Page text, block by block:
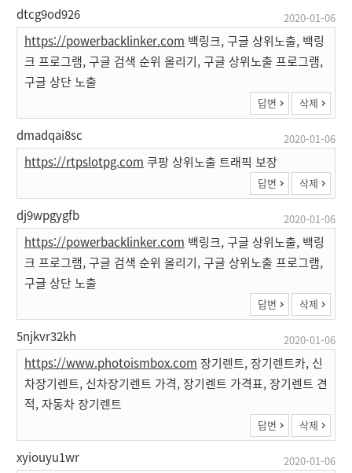
dtcg9od926 2020-01-06
https://powerbacklinker.com 백링크, 구글 상위노출, 백링
크 프로그램, 구글 검색 순위 올리기, 구글 상위노출 프로그램,
구글 상단 노출
답변 삭제
dmadqai8sc 2020-01-06
https://rtpslotpg.com 쿠팡 상위노출 트래픽 보장
답변 삭제
dj9wpgygfb 2020-01-06
https://powerbacklinker.com 백링크, 구글 상위노출, 백링
크 프로그램, 구글 검색 순위 올리기, 구글 상위노출 프로그램,
구글 상단 노출
답변 삭제
5njkvr32kh 2020-01-06
https://www.photoismbox.com 장기렌트, 장기렌트카, 신
차장기렌트, 신차장기렌트 가격, 장기렌트 가격표, 장기렌트 견
적, 자동차 장기렌트
답변 삭제
xyiouyu1wr 2020-01-06